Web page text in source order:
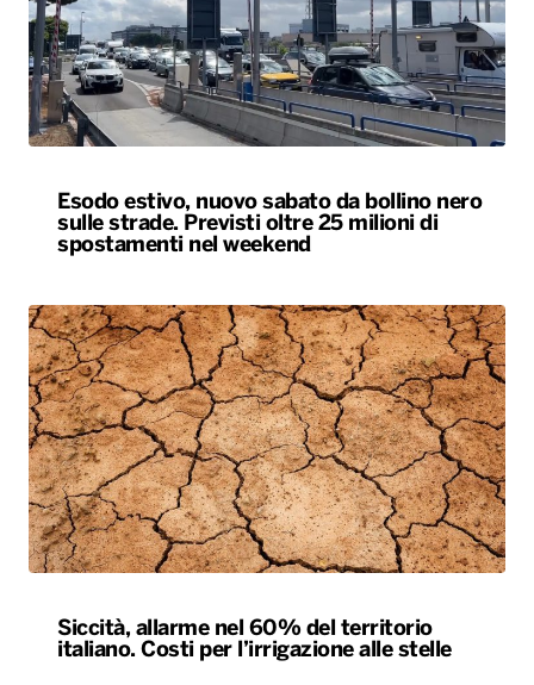
Esodo estivo, nuovo sabato da bollino nero
sulle strade. Previsti oltre 25 milioni di
spostamenti nel weekend
Siccità, allarme nel 60% del territorio
italiano. Costi per l’irrigazione alle stelle